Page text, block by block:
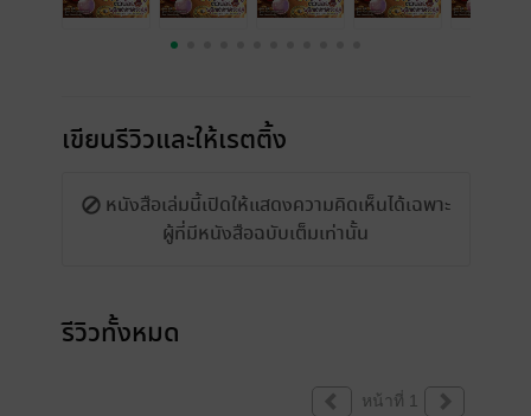
เขียนรีวิวและให้เรตติ้ง
หนังสือเล่มนี้เปิดให้แสดงความคิดเห็นได้เฉพาะ
ผู้ที่มีหนังสือฉบับเต็มเท่านั้น
รีวิวทั้งหมด
หน้าที่ 1